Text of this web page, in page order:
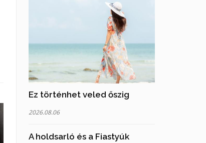
Ez történhet veled őszig
2026.08.06
A holdsarló és a Fiastyúk